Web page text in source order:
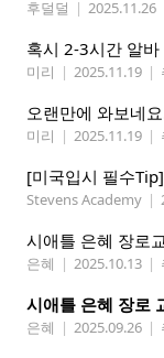
후덜덜 | 2025.11.26
혹시 2-3시간 알
미리 | 2025.11.19 |
오랜만에 와보네
미리 | 2025.11.19 |
[미국입시 필수
Stevens Academy |
시애틀 은혜 장로
은혜 | 2025.10.13 |
시애틀 은혜 장로
은혜 | 2025.09.26 |